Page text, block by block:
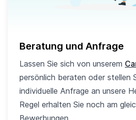
Beratung und Anfrage
Lassen Sie sich von unserem
persönlich beraten oder stellen
individuelle Anfrage an unsere
Regel erhalten Sie noch am